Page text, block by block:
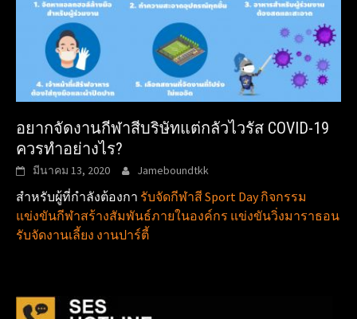
อยากจัดงานกีฬาสีบริษัทแต่กลัวไวรัส COVID-19
ควรทำอย่างไร?
มีนาคม 13, 2020 Jameboundtkk
สำหรับผู้ที่กำลังต้องกา รับจัดกีฬาสี Sport Day กิจกรรม
แข่งขันกีฬาสร้างสัมพันธ์ภายในองค์กร แข่งขันวิ่งมาราธอน
รับจัดงานเลี้ยง งานปาร์ตี้